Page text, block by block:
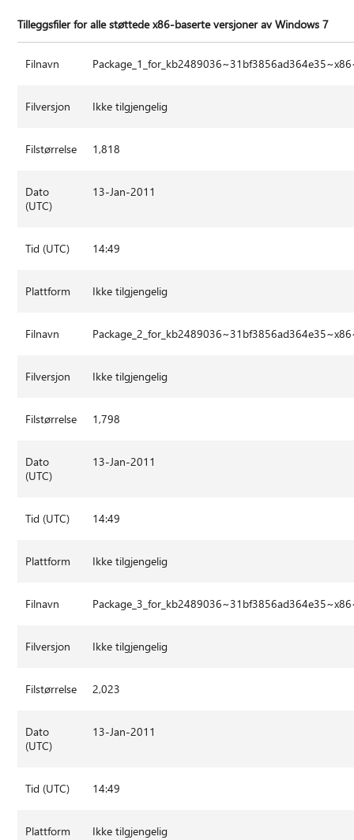
Tilleggsfiler for alle støttede x86-baserte versjoner av Windows 7
Filnavn
Filversjon Ikke tilgjengelig
Filstørrelse 1,818
Dato
(UTC)
13-Jan-2011
Tid (UTC) 14:49
Plattform Ikke tilgjengelig
Filnavn
Filversjon Ikke tilgjengelig
Filstørrelse 1,798
Dato
(UTC)
13-Jan-2011
Tid (UTC) 14:49
Plattform Ikke tilgjengelig
Filnavn
Filversjon Ikke tilgjengelig
Filstørrelse 2,023
Dato
(UTC)
13-Jan-2011
Tid (UTC) 14:49
Plattform Ikke tilgjengelig